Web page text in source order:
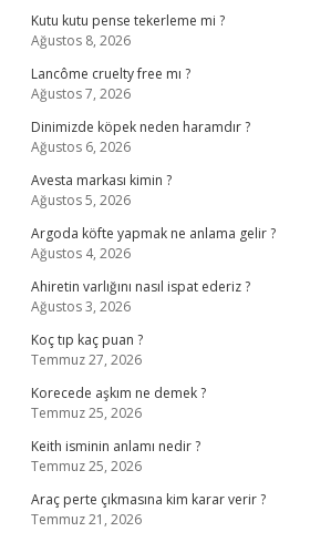
Kutu kutu pense tekerleme mi ?
Ağustos 8, 2026
Lancôme cruelty free mı ?
Ağustos 7, 2026
Dinimizde köpek neden haramdır ?
Ağustos 6, 2026
Avesta markası kimin ?
Ağustos 5, 2026
Argoda köfte yapmak ne anlama gelir ?
Ağustos 4, 2026
Ahiretin varlığını nasıl ispat ederiz ?
Ağustos 3, 2026
Koç tıp kaç puan ?
Temmuz 27, 2026
Korecede aşkım ne demek ?
Temmuz 25, 2026
Keith isminin anlamı nedir ?
Temmuz 25, 2026
Araç perte çıkmasına kim karar verir ?
Temmuz 21, 2026